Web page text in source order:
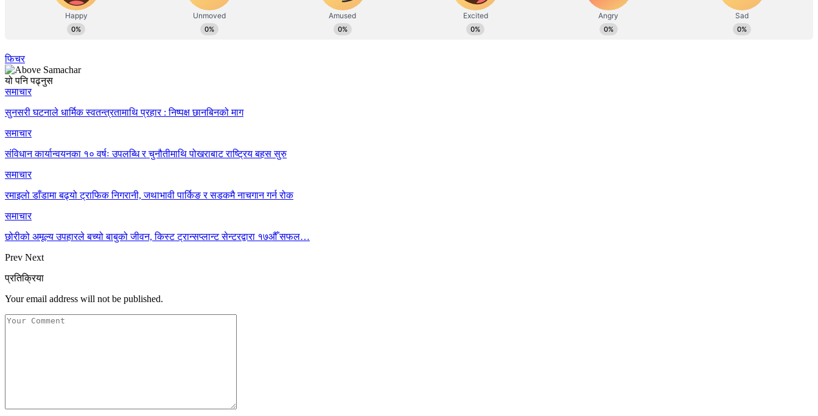
फिचर
यो पनि पढ्नुस
समाचार
सुनसरी घटनाले धार्मिक स्वतन्त्रतामाथि प्रहार : निष्पक्ष छानबिनको माग
समाचार
संविधान कार्यान्वयनका १० वर्षः उपलब्धि र चुनौतीमाथि पोखराबाट राष्ट्रिय बहस सुरु
समाचार
रमाइलो डाँडामा बढ्यो ट्राफिक निगरानी, जथाभावी पार्किङ र सडकमै नाचगान गर्न रोक
समाचार
छोरीको अमूल्य उपहारले बच्यो बाबुको जीवन, किस्ट ट्रान्सप्लान्ट सेन्टरद्वारा १७औँ सफल…
Prev Next
प्रतिक्रिया
Your email address will not be published.